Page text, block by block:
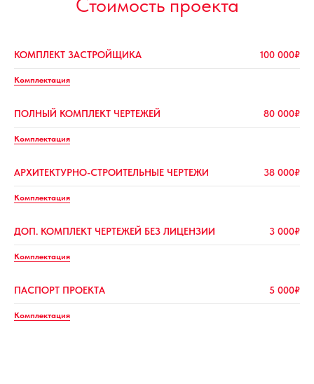
Стоимость проекта
КОМПЛЕКТ ЗАСТРОЙЩИКА 100 000₽
Комплектация
ПОЛНЫЙ КОМПЛЕКТ ЧЕРТЕЖЕЙ 80 000₽
Комплектация
АРХИТЕКТУРНО-СТРОИТЕЛЬНЫЕ ЧЕРТЕЖИ 38 000₽
Комплектация
ДОП. КОМПЛЕКТ ЧЕРТЕЖЕЙ БЕЗ ЛИЦЕНЗИИ 3 000₽
Комплектация
ПАСПОРТ ПРОЕКТА 5 000₽
Комплектация